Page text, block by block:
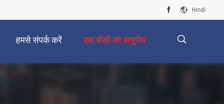
Hindi
हमसे संपर्क करें एक बोली का अनुरोध